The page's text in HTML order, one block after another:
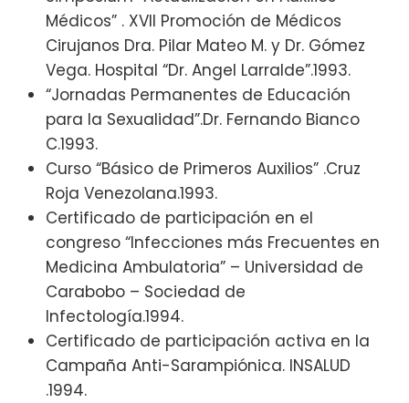
Médicos” . XVII Promoción de Médicos
Cirujanos Dra. Pilar Mateo M. y Dr. Gómez
Vega. Hospital “Dr. Angel Larralde”.1993.
“Jornadas Permanentes de Educación
para la Sexualidad”.Dr. Fernando Bianco
C.1993.
Curso “Básico de Primeros Auxilios” .Cruz
Roja Venezolana.1993.
Certificado de participación en el
congreso “Infecciones más Frecuentes en
Medicina Ambulatoria” – Universidad de
Carabobo – Sociedad de
Infectología.1994.
Certificado de participación activa en la
Campaña Anti-Sarampiónica. INSALUD
.1994.